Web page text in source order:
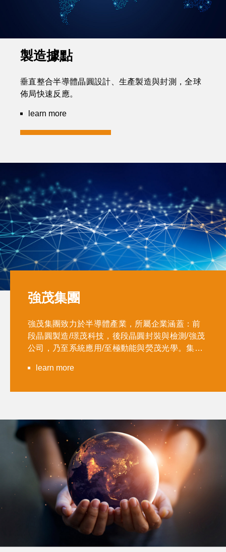
製造據點
垂直整合半導體晶圓設計、生產製造與封測，全球
佈局快速反應。
learn more
強茂集團
強茂集團致力於半導體產業，所屬企業涵蓋：前
段晶圓製造/璟茂科技，後段晶圓封裝與檢測/強茂
公司，乃至系統應用/至極動能與熒茂光學。集團
力提升與製造技術優化，透過積極地全球市場和
learn more